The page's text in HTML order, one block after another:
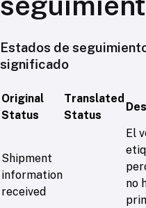
Estados de
significado
Original
Status
Translated
Status
Shipment
information
received
El
no